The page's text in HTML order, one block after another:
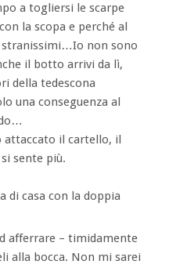
a togliersi le scarpe
la scopa e perché al
non sono
il botto arrivi da lì,
della tedescona
una conseguenza al
attaccato il cartello, il
sente più.
di casa con la doppia
afferrare – timidamente
alla bocca. Non mi sarei